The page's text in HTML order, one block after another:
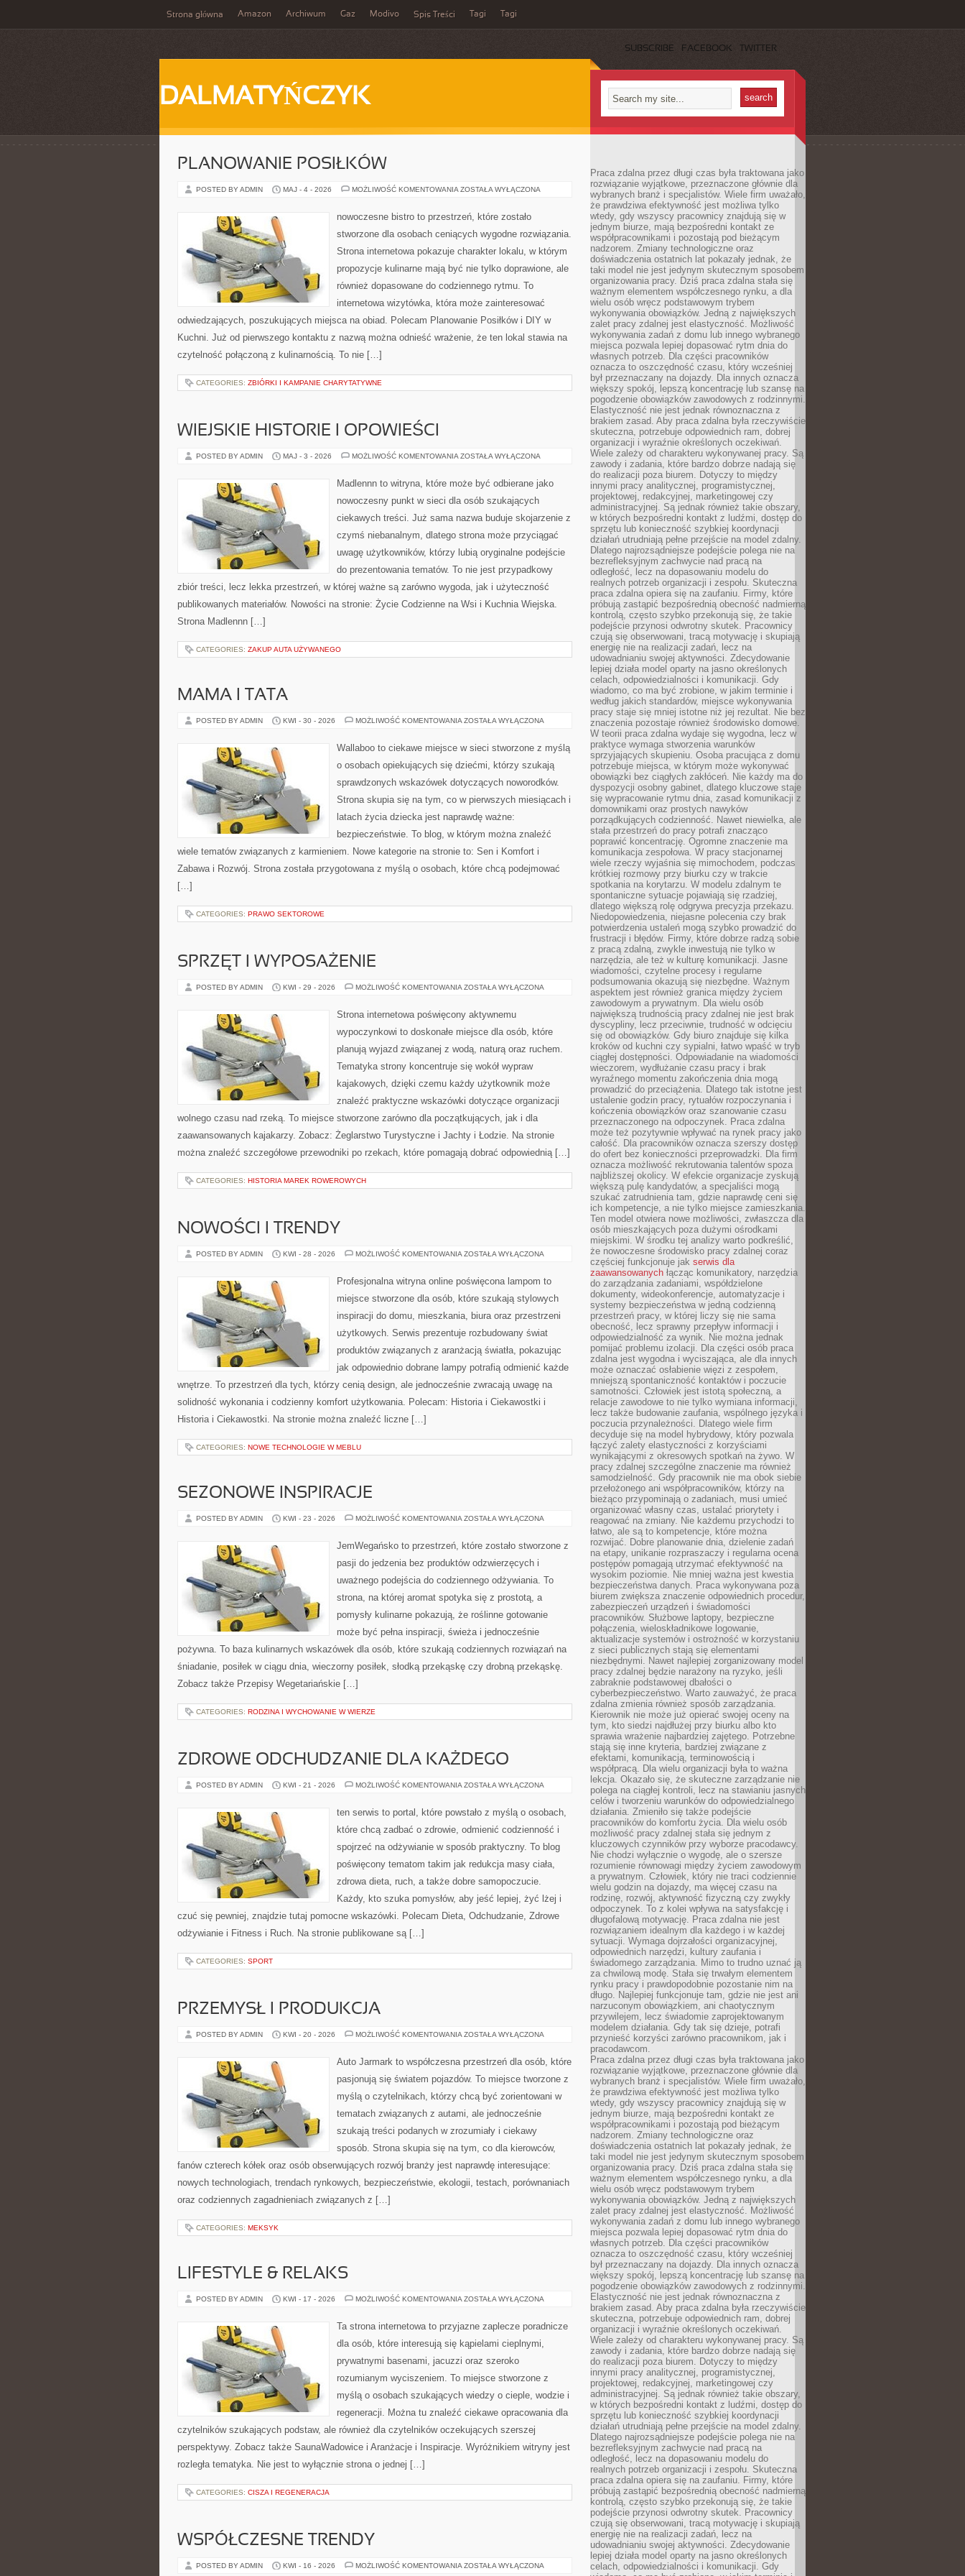
Strona główna Amazon Archiwum Gaz Modivo Spis Treści Tagi Tagi
SUBSCRIBE FACEBOOK TWITTER
DALMATYŃCZYK
PLANOWANIE POSIŁKÓW
POSTED BY ADMIN MAJ - 4 - 2026 MOŻLIWOŚĆ KOMENTOWANIA PLANOWANIE
ZOSTAŁA WYŁĄCZONA
nowoczesne bistro to przestrzeń, które zostało
stworzone dla osobach ceniących wygodne rozwiązania.
Strona internetowa pokazuje charakter lokalu, w którym
propozycje kulinarne mają być nie tylko doprawione, ale
również dopasowane do codziennego rytmu. To
internetowa wizytówka, która może zainteresować
odwiedzających, poszukujących miejsca na obiad. Polecam Planowanie Posiłków i DIY w
Kuchni. Już od pierwszego kontaktu z nazwą można odnieść wrażenie, że ten lokal stawia na
czytelność połączoną z kulinarnością. To nie […]
CATEGORIES: ZBIÓRKI I KAMPANIE CHARYTATYWNE
WIEJSKIE HISTORIE I OPOWIEŚCI
POSTED BY ADMIN MAJ - 3 - 2026 MOŻLIWOŚĆ KOMENTOWANIA WIEJSKIE
OPOWIEŚCI
ZOSTAŁA WYŁĄCZONA
Madlennn to witryna, które może być odbierane jako
nowoczesny punkt w sieci dla osób szukających
ciekawych treści. Już sama nazwa buduje skojarzenie z
czymś niebanalnym, dlatego strona może przyciągać
uwagę użytkowników, którzy lubią oryginalne podejście
do prezentowania tematów. To nie jest przypadkowy
zbiór treści, lecz lekka przestrzeń, w której ważne są zarówno wygoda, jak i użyteczność
publikowanych materiałów. Nowości na stronie: Życie Codzienne na Wsi i Kuchnia Wiejska.
Strona Madlennn […]
CATEGORIES: ZAKUP AUTA UŻYWANEGO
MAMA I TATA
POSTED BY ADMIN KWI - 30 - 2026 MOŻLIWOŚĆ KOMENTOWANIA MAMA
ZOSTAŁA WYŁĄCZONA
Wallaboo to ciekawe miejsce w sieci stworzone z myślą
o osobach opiekujących się dziećmi, którzy szukają
sprawdzonych wskazówek dotyczących noworodków.
Strona skupia się na tym, co w pierwszych miesiącach i
latach życia dziecka jest naprawdę ważne:
bezpieczeństwie. To blog, w którym można znaleźć
wiele tematów związanych z karmieniem. Nowe kategorie na stronie to: Sen i Komfort i
Zabawa i Rozwój. Strona została przygotowana z myślą o osobach, które chcą podejmować
[…]
CATEGORIES: PRAWO SEKTOROWE
SPRZĘT I WYPOSAŻENIE
POSTED BY ADMIN KWI - 29 - 2026 MOŻLIWOŚĆ KOMENTOWANIA SPRZĘT
ZOSTAŁA WYŁĄCZONA
Strona internetowa poświęcony aktywnemu
wypoczynkowi to doskonałe miejsce dla osób, które
planują wyjazd związanej z wodą, naturą oraz ruchem.
Tematyka strony koncentruje się wokół wypraw
kajakowych, dzięki czemu każdy użytkownik może
znaleźć praktyczne wskazówki dotyczące organizacji
wolnego czasu nad rzeką. To miejsce stworzone zarówno dla początkujących, jak i dla
zaawansowanych kajakarzy. Zobacz: Żeglarstwo Turystyczne i Jachty i Łodzie. Na stronie
można znaleźć szczegółowe przewodniki po rzekach, które pomagają dobrać odpowiednią […]
CATEGORIES: HISTORIA MAREK ROWEROWYCH
NOWOŚCI I TRENDY
POSTED BY ADMIN KWI - 28 - 2026 MOŻLIWOŚĆ KOMENTOWANIA NOWOŚCI
ZOSTAŁA WYŁĄCZONA
Profesjonalna witryna online poświęcona lampom to
miejsce stworzone dla osób, które szukają stylowych
inspiracji do domu, mieszkania, biura oraz przestrzeni
użytkowych. Serwis prezentuje rozbudowany świat
produktów związanych z aranżacją światła, pokazując
jak odpowiednio dobrane lampy potrafią odmienić każde
wnętrze. To przestrzeń dla tych, którzy cenią design, ale jednocześnie zwracają uwagę na
solidność wykonania i codzienny komfort użytkowania. Polecam: Historia i Ciekawostki i
Historia i Ciekawostki. Na stronie można znaleźć liczne […]
CATEGORIES: NOWE TECHNOLOGIE W MEBLU
SEZONOWE INSPIRACJE
POSTED BY ADMIN KWI - 23 - 2026 MOŻLIWOŚĆ KOMENTOWANIA SEZONOWE
ZOSTAŁA WYŁĄCZONA
JemWegańsko to przestrzeń, które zostało stworzone z
pasji do jedzenia bez produktów odzwierzęcych i
uważnego podejścia do codziennego odżywiania. To
strona, na której aromat spotyka się z prostotą, a
pomysły kulinarne pokazują, że roślinne gotowanie
może być pełna inspiracji, świeża i jednocześnie
pożywna. To baza kulinarnych wskazówek dla osób, które szukają codziennych rozwiązań na
śniadanie, posiłek w ciągu dnia, wieczorny posiłek, słodką przekąskę czy drobną przekąskę.
Zobacz także Przepisy Wegetariańskie […]
CATEGORIES: RODZINA I WYCHOWANIE W WIERZE
ZDROWE ODCHUDZANIE DLA KAŻDEGO
POSTED BY ADMIN KWI - 21 - 2026 MOŻLIWOŚĆ KOMENTOWANIA ZDROWE
KAŻDEGO
ZOSTAŁA WYŁĄCZONA
ten serwis to portal, które powstało z myślą o osobach,
które chcą zadbać o zdrowie, odmienić codzienność i
spojrzeć na odżywianie w sposób praktyczny. To blog
poświęcony tematom takim jak redukcja masy ciała,
zdrowa dieta, ruch, a także dobre samopoczucie.
Każdy, kto szuka pomysłów, aby jeść lepiej, żyć lżej i
czuć się pewniej, znajdzie tutaj pomocne wskazówki. Polecam Dieta, Odchudzanie, Zdrowe
odżywianie i Fitness i Ruch. Na stronie publikowane są […]
CATEGORIES: SPORT
PRZEMYSŁ I PRODUKCJA
POSTED BY ADMIN KWI - 20 - 2026 MOŻLIWOŚĆ KOMENTOWANIA PRZEMYSŁ
ZOSTAŁA WYŁĄCZONA
Auto Jarmark to współczesna przestrzeń dla osób, które
pasjonują się światem pojazdów. To miejsce tworzone z
myślą o czytelnikach, którzy chcą być zorientowani w
tematach związanych z autami, ale jednocześnie
szukają treści podanych w zrozumiały i ciekawy
sposób. Strona skupia się na tym, co dla kierowców,
fanów czterech kółek oraz osób obserwujących rozwój branży jest naprawdę interesujące:
nowych technologiach, trendach rynkowych, bezpieczeństwie, ekologii, testach, porównaniach
oraz codziennych zagadnieniach związanych z […]
CATEGORIES: MEKSYK
LIFESTYLE & RELAKS
POSTED BY ADMIN KWI - 17 - 2026 MOŻLIWOŚĆ KOMENTOWANIA LIFESTYLE
ZOSTAŁA WYŁĄCZONA
Ta strona internetowa to przyjazne zaplecze poradnicze
dla osób, które interesują się kąpielami cieplnymi,
prywatnymi basenami, jacuzzi oraz szeroko
rozumianym wyciszeniem. To miejsce stworzone z
myślą o osobach szukających wiedzy o cieple, wodzie i
regeneracji. Można tu znaleźć ciekawe opracowania dla
czytelników szukających podstaw, ale również dla czytelników oczekujących szerszej
perspektywy. Zobacz także SaunaWadowice i Aranżacje i Inspiracje. Wyróżnikiem witryny jest
rozległa tematyka. Nie jest to wyłącznie strona o jednej […]
CATEGORIES: CISZA I REGENERACJA
WSPÓŁCZESNE TRENDY
POSTED BY ADMIN KWI - 16 - 2026 MOŻLIWOŚĆ KOMENTOWANIA WSPÓŁCZESNE
ZOSTAŁA WYŁĄCZONA
Praca zdalna przez długi czas była traktowana jako
rozwiązanie wyjątkowe, przeznaczone głównie dla
wybranych branż i specjalistów. Wiele firm uważało,
że prawdziwa efektywność jest możliwa tylko
wtedy, gdy wszyscy pracownicy znajdują się w
jednym biurze, mają bezpośredni kontakt ze
współpracownikami i pozostają pod bieżącym
nadzorem. Zmiany technologiczne oraz
doświadczenia ostatnich lat pokazały jednak, że
taki model nie jest jedynym skutecznym sposobem
organizowania pracy. Dziś praca zdalna stała się
ważnym elementem współczesnego rynku, a dla
wielu osób wręcz podstawowym trybem
wykonywania obowiązków. Jedną z największych
zalet pracy zdalnej jest elastyczność. Możliwość
wykonywania zadań z domu lub innego wybranego
miejsca pozwala lepiej dopasować rytm dnia do
własnych potrzeb. Dla części pracowników
oznacza to oszczędność czasu, który wcześniej
był przeznaczany na dojazdy. Dla innych oznacza
większy spokój, lepszą koncentrację lub szansę na
pogodzenie obowiązków zawodowych z rodzinnymi.
Elastyczność nie jest jednak równoznaczna z
brakiem zasad. Aby praca zdalna była rzeczywiście
skuteczna, potrzebuje odpowiednich ram, dobrej
organizacji i wyraźnie określonych oczekiwań.
Wiele zależy od charakteru wykonywanej pracy. Są
zawody i zadania, które bardzo dobrze nadają się
do realizacji poza biurem. Dotyczy to między
innymi pracy analitycznej, programistycznej,
projektowej, redakcyjnej, marketingowej czy
administracyjnej. Są jednak również takie obszary,
w których bezpośredni kontakt z ludźmi, dostęp do
sprzętu lub konieczność szybkiej koordynacji
działań utrudniają pełne przejście na model zdalny.
Dlatego najrozsądniejsze podejście polega nie na
bezrefleksyjnym zachwycie nad pracą na
odległość, lecz na dopasowaniu modelu do
realnych potrzeb organizacji i zespołu. Skuteczna
praca zdalna opiera się na zaufaniu. Firmy, które
próbują zastąpić bezpośrednią obecność nadmierną
kontrolą, często szybko przekonują się, że takie
podejście przynosi odwrotny skutek. Pracownicy
czują się obserwowani, tracą motywację i skupiają
energię nie na realizacji zadań, lecz na
udowadnianiu swojej aktywności. Zdecydowanie
lepiej działa model oparty na jasno określonych
celach, odpowiedzialności i komunikacji. Gdy
wiadomo, co ma być zrobione, w jakim terminie i
według jakich standardów, miejsce wykonywania
pracy staje się mniej istotne niż jej rezultat. Nie bez
znaczenia pozostaje również środowisko domowe.
W teorii praca zdalna wydaje się wygodna, lecz w
praktyce wymaga stworzenia warunków
sprzyjających skupieniu. Osoba pracująca z domu
potrzebuje miejsca, w którym może wykonywać
obowiązki bez ciągłych zakłóceń. Nie każdy ma do
dyspozycji osobny gabinet, dlatego kluczowe staje
się wypracowanie rytmu dnia, zasad komunikacji z
domownikami oraz prostych nawyków
porządkujących codzienność. Nawet niewielka, ale
stała przestrzeń do pracy potrafi znacząco
poprawić koncentrację. Ogromne znaczenie ma
komunikacja zespołowa. W pracy stacjonarnej
wiele rzeczy wyjaśnia się mimochodem, podczas
krótkiej rozmowy przy biurku czy w trakcie
spotkania na korytarzu. W modelu zdalnym te
spontaniczne sytuacje pojawiają się rzadziej,
dlatego większą rolę odgrywa precyzja przekazu.
Niedopowiedzenia, niejasne polecenia czy brak
potwierdzenia ustaleń mogą szybko prowadzić do
frustracji i błędów. Firmy, które dobrze radzą sobie
z pracą zdalną, zwykle inwestują nie tylko w
narzędzia, ale też w kulturę komunikacji. Jasne
wiadomości, czytelne procesy i regularne
podsumowania okazują się niezbędne. Ważnym
aspektem jest również granica między życiem
zawodowym a prywatnym. Dla wielu osób
największą trudnością pracy zdalnej nie jest brak
dyscypliny, lecz przeciwnie, trudność w odcięciu
się od obowiązków. Gdy biuro znajduje się kilka
kroków od kuchni czy sypialni, łatwo wpaść w tryb
ciągłej dostępności. Odpowiadanie na wiadomości
wieczorem, wydłużanie czasu pracy i brak
wyraźnego momentu zakończenia dnia mogą
prowadzić do przeciążenia. Dlatego tak istotne jest
ustalenie godzin pracy, rytuałów rozpoczynania i
kończenia obowiązków oraz szanowanie czasu
przeznaczonego na odpoczynek. Praca zdalna
może też pozytywnie wpływać na rynek pracy jako
całość. Dla pracowników oznacza szerszy dostęp
do ofert bez konieczności przeprowadzki. Dla firm
oznacza możliwość rekrutowania talentów spoza
najbliższej okolicy. W efekcie organizacje zyskują
większą pulę kandydatów, a specjaliści mogą
szukać zatrudnienia tam, gdzie naprawdę ceni się
ich kompetencje, a nie tylko miejsce zamieszkania.
Ten model otwiera nowe możliwości, zwłaszcza dla
osób mieszkających poza dużymi ośrodkami
miejskimi. W środku tej analizy warto podkreślić,
że nowoczesne środowisko pracy zdalnej coraz
częściej funkcjonuje jak serwis dla
zaawansowanych łącząc komunikatory, narzędzia
do zarządzania zadaniami, współdzielone
dokumenty, wideokonferencje, automatyzacje i
systemy bezpieczeństwa w jedną codzienną
przestrzeń pracy, w której liczy się nie sama
obecność, lecz sprawny przepływ informacji i
odpowiedzialność za wynik. Nie można jednak
pomijać problemu izolacji. Dla części osób praca
zdalna jest wygodna i wyciszająca, ale dla innych
może oznaczać osłabienie więzi z zespołem,
mniejszą spontaniczność kontaktów i poczucie
samotności. Człowiek jest istotą społeczną, a
relacje zawodowe to nie tylko wymiana informacji,
lecz także budowanie zaufania, wspólnego języka i
poczucia przynależności. Dlatego wiele firm
decyduje się na model hybrydowy, który pozwala
łączyć zalety elastyczności z korzyściami
wynikającymi z okresowych spotkań na żywo. W
pracy zdalnej szczególne znaczenie ma również
samodzielność. Gdy pracownik nie ma obok siebie
przełożonego ani współpracowników, którzy na
bieżąco przypominają o zadaniach, musi umieć
organizować własny czas, ustalać priorytety i
reagować na zmiany. Nie każdemu przychodzi to
łatwo, ale są to kompetencje, które można
rozwijać. Dobre planowanie dnia, dzielenie zadań
na etapy, unikanie rozpraszaczy i regularna ocena
postępów pomagają utrzymać efektywność na
wysokim poziomie. Nie mniej ważna jest kwestia
bezpieczeństwa danych. Praca wykonywana poza
biurem zwiększa znaczenie odpowiednich procedur,
zabezpieczeń urządzeń i świadomości
pracowników. Służbowe laptopy, bezpieczne
połączenia, wieloskładnikowe logowanie,
aktualizacje systemów i ostrożność w korzystaniu
z sieci publicznych stają się elementami
niezbędnymi. Nawet najlepiej zorganizowany model
pracy zdalnej będzie narażony na ryzyko, jeśli
zabraknie podstawowej dbałości o
cyberbezpieczeństwo. Warto zauważyć, że praca
zdalna zmienia również sposób zarządzania.
Kierownik nie może już opierać swojej oceny na
tym, kto siedzi najdłużej przy biurku albo kto
sprawia wrażenie najbardziej zajętego. Potrzebne
stają się inne kryteria, bardziej związane z
efektami, komunikacją, terminowością i
współpracą. Dla wielu organizacji była to ważna
lekcja. Okazało się, że skuteczne zarządzanie nie
polega na ciągłej kontroli, lecz na stawianiu jasnych
celów i tworzeniu warunków do odpowiedzialnego
działania. Zmieniło się także podejście
pracowników do komfortu życia. Dla wielu osób
możliwość pracy zdalnej stała się jednym z
kluczowych czynników przy wyborze pracodawcy.
Nie chodzi wyłącznie o wygodę, ale o szersze
rozumienie równowagi między życiem zawodowym
a prywatnym. Człowiek, który nie traci codziennie
wielu godzin na dojazdy, ma więcej czasu na
rodzinę, rozwój, aktywność fizyczną czy zwykły
odpoczynek. To z kolei wpływa na satysfakcję i
długofalową motywację. Praca zdalna nie jest
rozwiązaniem idealnym dla każdego i w każdej
sytuacji. Wymaga dojrzałości organizacyjnej,
odpowiednich narzędzi, kultury zaufania i
świadomego zarządzania. Mimo to trudno uznać ją
za chwilową modę. Stała się trwałym elementem
rynku pracy i prawdopodobnie pozostanie nim na
długo. Najlepiej funkcjonuje tam, gdzie nie jest ani
narzuconym obowiązkiem, ani chaotycznym
przywilejem, lecz świadomie zaprojektowanym
modelem działania. Gdy tak się dzieje, potrafi
przynieść korzyści zarówno pracownikom, jak i
pracodawcom.
Praca zdalna przez długi czas była traktowana jako
rozwiązanie wyjątkowe, przeznaczone głównie dla
wybranych branż i specjalistów. Wiele firm uważało,
że prawdziwa efektywność jest możliwa tylko
wtedy, gdy wszyscy pracownicy znajdują się w
jednym biurze, mają bezpośredni kontakt ze
współpracownikami i pozostają pod bieżącym
nadzorem. Zmiany technologiczne oraz
doświadczenia ostatnich lat pokazały jednak, że
taki model nie jest jedynym skutecznym sposobem
organizowania pracy. Dziś praca zdalna stała się
ważnym elementem współczesnego rynku, a dla
wielu osób wręcz podstawowym trybem
wykonywania obowiązków. Jedną z największych
zalet pracy zdalnej jest elastyczność. Możliwość
wykonywania zadań z domu lub innego wybranego
miejsca pozwala lepiej dopasować rytm dnia do
własnych potrzeb. Dla części pracowników
oznacza to oszczędność czasu, który wcześniej
był przeznaczany na dojazdy. Dla innych oznacza
większy spokój, lepszą koncentrację lub szansę na
pogodzenie obowiązków zawodowych z rodzinnymi.
Elastyczność nie jest jednak równoznaczna z
brakiem zasad. Aby praca zdalna była rzeczywiście
skuteczna, potrzebuje odpowiednich ram, dobrej
organizacji i wyraźnie określonych oczekiwań.
Wiele zależy od charakteru wykonywanej pracy. Są
zawody i zadania, które bardzo dobrze nadają się
do realizacji poza biurem. Dotyczy to między
innymi pracy analitycznej, programistycznej,
projektowej, redakcyjnej, marketingowej czy
administracyjnej. Są jednak również takie obszary,
w których bezpośredni kontakt z ludźmi, dostęp do
sprzętu lub konieczność szybkiej koordynacji
działań utrudniają pełne przejście na model zdalny.
Dlatego najrozsądniejsze podejście polega nie na
bezrefleksyjnym zachwycie nad pracą na
odległość, lecz na dopasowaniu modelu do
realnych potrzeb organizacji i zespołu. Skuteczna
praca zdalna opiera się na zaufaniu. Firmy, które
próbują zastąpić bezpośrednią obecność nadmierną
kontrolą, często szybko przekonują się, że takie
podejście przynosi odwrotny skutek. Pracownicy
czują się obserwowani, tracą motywację i skupiają
energię nie na realizacji zadań, lecz na
udowadnianiu swojej aktywności. Zdecydowanie
lepiej działa model oparty na jasno określonych
celach, odpowiedzialności i komunikacji. Gdy